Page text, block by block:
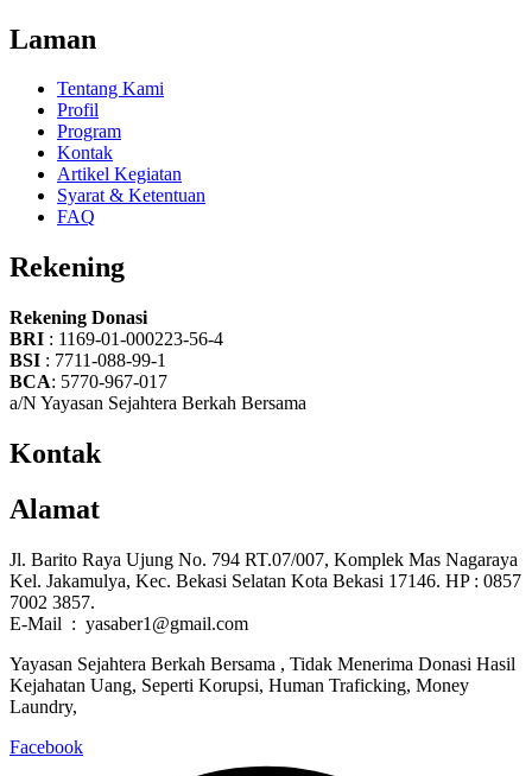
Laman
Tentang Kami
Profil
Program
Kontak
Artikel Kegiatan
Syarat & Ketentuan
FAQ
Rekening
Rekening Donasi
BRI : 1169-01-000223-56-4
BSI : 7711-088-99-1
BCA: 5770-967-017
a/N Yayasan Sejahtera Berkah Bersama
Kontak
Alamat
Jl. Barito Raya Ujung No. 794 RT.07/007, Komplek Mas Nagaraya
Kel. Jakamulya, Kec. Bekasi Selatan Kota Bekasi 17146. HP : 0857
7002 3857.
E-Mail : yasaber1@gmail.com
Yayasan Sejahtera Berkah Bersama , Tidak Menerima Donasi Hasil
Kejahatan Uang, Seperti Korupsi, Human Traficking, Money
Laundry,
Facebook